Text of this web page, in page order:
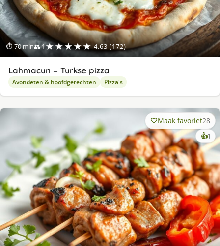
⏱ 70 min👥 1★★★★★ 4.63 (172)
Lahmacun = Turkse pizza
Avondeten & hoofdgerechten Pizza's
Maak favoriet28
👍1